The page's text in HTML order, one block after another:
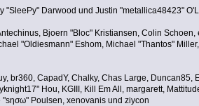
"SleePy" Darwood und Justin "metallica48423"
Bjoern "Bloc" Kristiansen, Colin Schoen,
"Oldiesmann" Eshom, Michael "Thantos"
br360, CapadY, Chalky, Chas Large, Duncan85,
Hou, KGIII, Kill Em All, margarett,
"sησω" Poulsen, xenovanis und ziycon